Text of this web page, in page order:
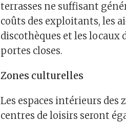
terrasses ne suffisant
coûts des exploitants, les
discothèques et les locaux
portes closes.
Zones culturelles
Les espaces intérieurs des
centres de loisirs seront